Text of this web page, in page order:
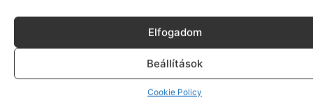
Elfogadom
Beállítások
Cookie Policy